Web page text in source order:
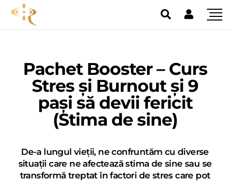
Pachet Booster – Curs
Stres și Burnout și 9
pași să devii fericit
(Stima de sine)
De-a lungul vieții, ne confruntăm cu diverse
situații care ne afectează stima de sine sau se
transformă treptat în factori de stres care pot